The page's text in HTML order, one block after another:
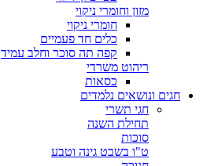
מזון וחומרי ניקוי
חומרי ניקוי
כלים חד פעמיים
קפה תה סוכר וחלב עמיד
ריהוט משרדי
כסאות
חגים ונושאים נלמדים
חגי תשרי
תחילת השנה
סוכות
ט"ו בשבט גינה וטבע